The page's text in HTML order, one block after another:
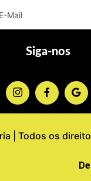
Siga-nos
| Todos os